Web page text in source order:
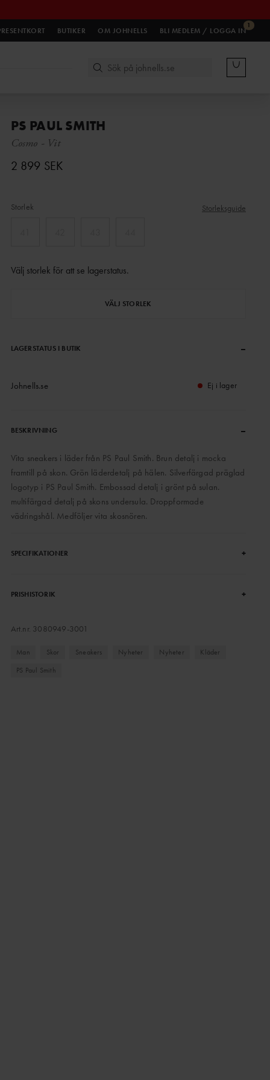
BUTIKER OM JOHNELLS
1
BLI MEDLEM / LOGGA IN
PS PAUL SMITH
Cosmo - Vit
2 899 SEK
Storlek Storleksguide
Välj storlek för att se lagerstatus.
VÄLJ STORLEK
LAGERSTATUS I BUTIK –
Johnells.se Ej i lager
BESKRIVNING –
Vita sneakers i läder från PS Paul Smith. Brun detalj i mocka
framtill på skon. Grön läderdetalj på hälen. Silverfärgad präglad
logotyp i PS Paul Smith. Embossad detalj i grönt på sulan.
multifärgad detalj på skons undersula. Droppformade
vädringshål. Medföljer vita skosnören.
SPECIFIKATIONER +
PRISHISTORIK +
Art.nr. 3080949-3001
Man Skor Sneakers Nyheter Nyheter
Kläder
PS Paul Smith